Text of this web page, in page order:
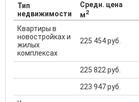
Тип
недвижимости
Средн. цена
м2
Квартиры в
новостройках и
жилых
комплексах
225 454 руб.
225 822 руб.
223 947 руб.